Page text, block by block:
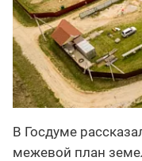
В Госдуме
межевой план